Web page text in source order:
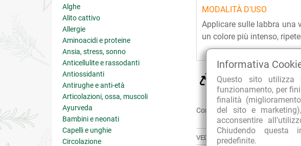
Informativa
Questo sito
funzionamento, per
finalità
del sito e
acconsentire
Chiudendo questa
predefinite.
Alghe
Alito cattivo
Allergie
Aminoacidi e proteine
Ansia, stress, sonno
Anticellulite e rassodanti
Antiossidanti
Antirughe e anti-età
Articolazioni, ossa, muscoli
Ayurveda
Bambini e neonati
Capelli e unghie
Circolazione
MODALITÀ D'USO
Applicare sulle labbra una
un colore più intenso,
CURA PER L'AMBIENTE
solo imballaggi riciclati
Condividi:
VEDI ANCHE: Trucco e make-up